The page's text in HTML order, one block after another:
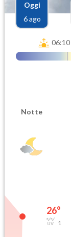
Oggi
6 ago
06:10
Notte
26°
1